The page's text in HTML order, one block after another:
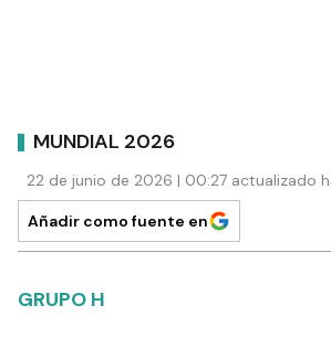
MUNDIAL 2026
22 de junio de 2026 | 00:27 actualizado
Añadir como fuente en
GRUPO H